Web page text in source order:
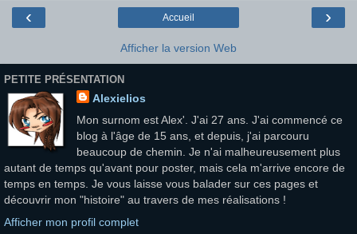
‹ ›
Accueil
Afficher la version Web
PETITE PRÉSENTATION
Alexielios
Mon surnom est Alex'. J'ai 27 ans. J'ai commencé ce
blog à l'âge de 15 ans, et depuis, j'ai parcouru
beaucoup de chemin. Je n'ai malheureusement plus
autant de temps qu'avant pour poster, mais cela m'arrive encore de
temps en temps. Je vous laisse vous balader sur ces pages et
découvrir mon "histoire" au travers de mes réalisations !
Afficher mon profil complet